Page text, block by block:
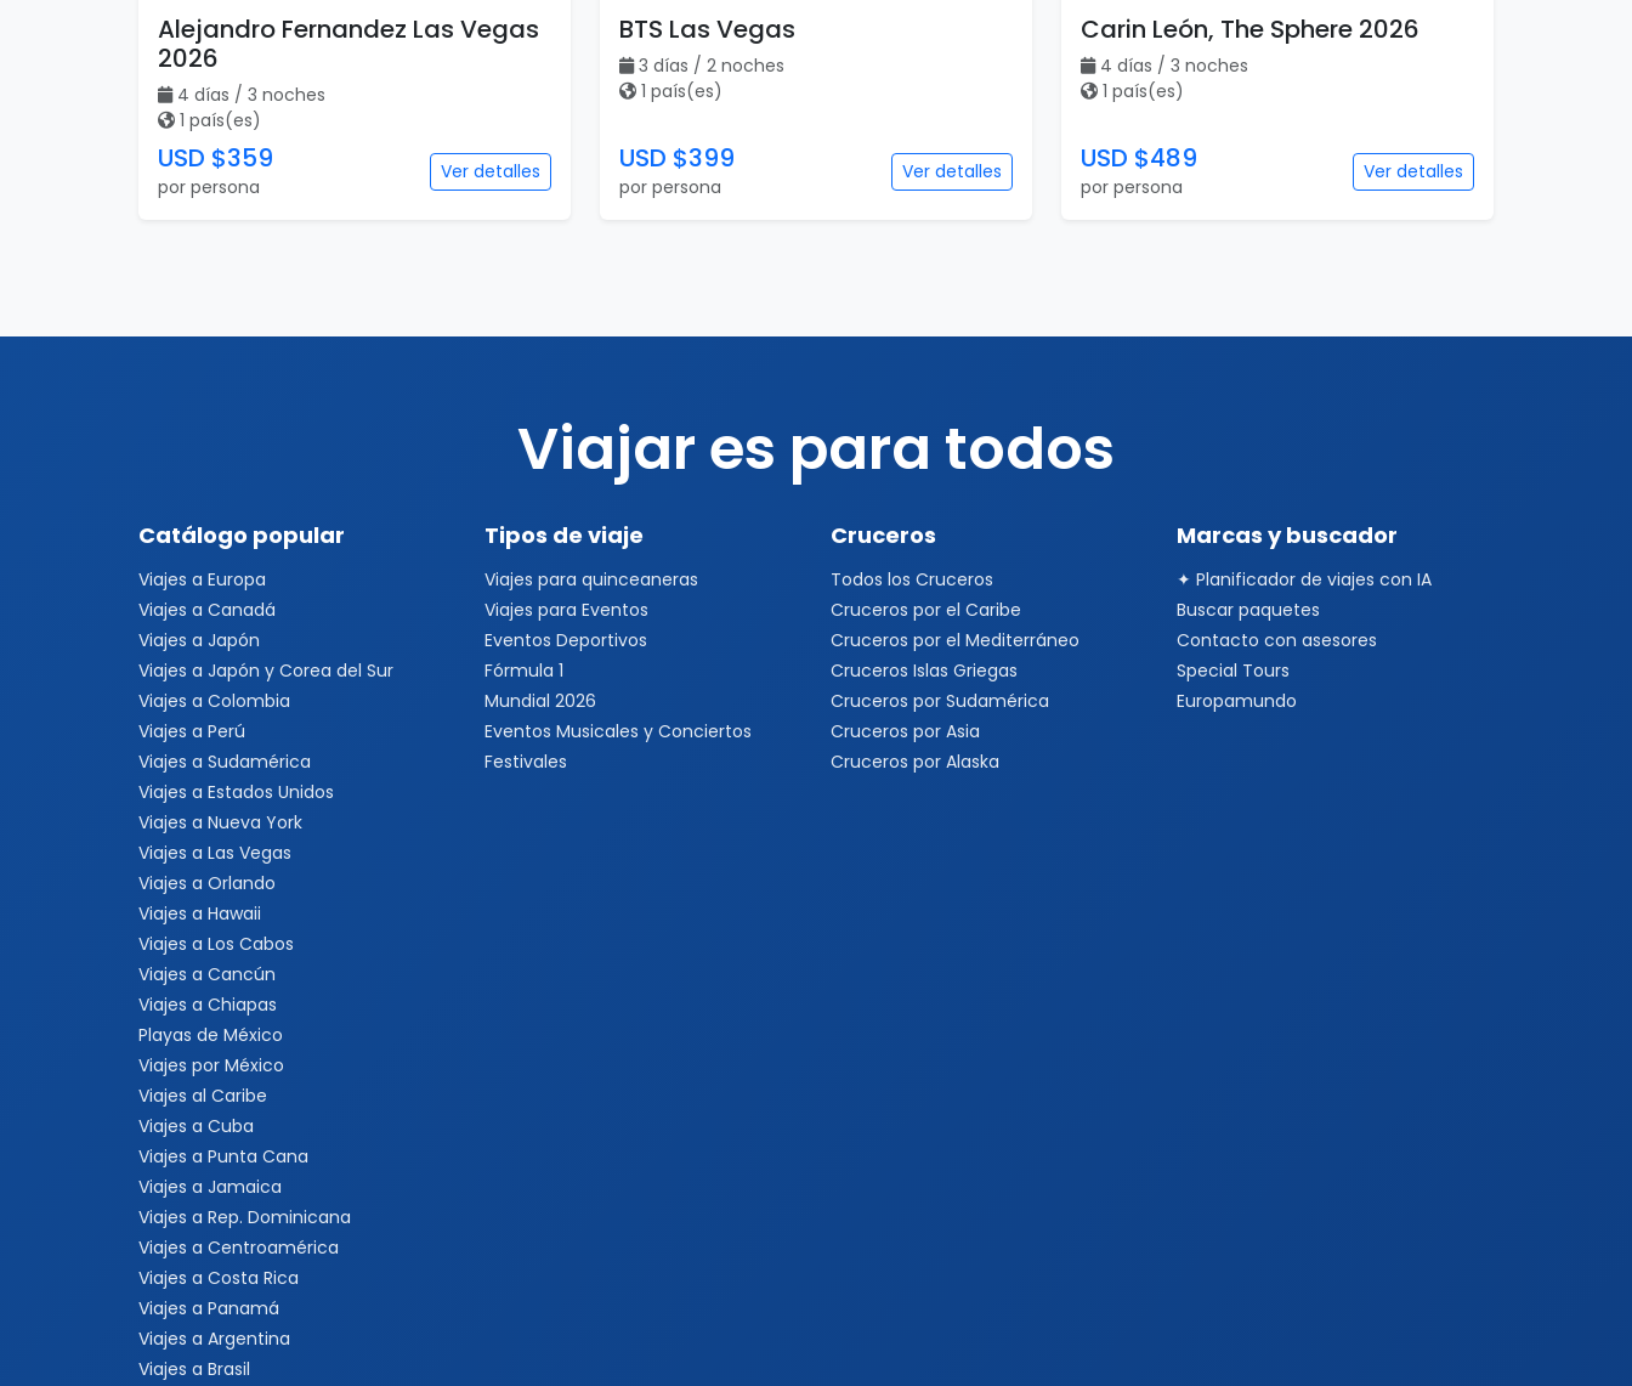
Alejandro Fernandez Las Vegas
2026
4 días / 3 noches
1 país(es)
USD $359
por persona
Ver detalles
BTS Las Vegas
3 días / 2 noches
1 país(es)
USD $399
por persona
Ver detalles
Carin León, The Sphere 2026
4 días / 3 noches
1 país(es)
USD $489
por persona
Ver detalles
Viajar es para todos
Catálogo popular
Viajes a Europa
Viajes a Canadá
Viajes a Japón
Viajes a Japón y Corea del Sur
Viajes a Colombia
Viajes a Perú
Viajes a Sudamérica
Viajes a Estados Unidos
Viajes a Nueva York
Viajes a Las Vegas
Viajes a Orlando
Viajes a Hawaii
Viajes a Los Cabos
Viajes a Cancún
Viajes a Chiapas
Playas de México
Viajes por México
Viajes al Caribe
Viajes a Cuba
Viajes a Punta Cana
Viajes a Jamaica
Viajes a Rep. Dominicana
Viajes a Centroamérica
Viajes a Costa Rica
Viajes a Panamá
Viajes a Argentina
Viajes a Brasil
Tipos de viaje
Viajes para quinceaneras
Viajes para Eventos
Eventos Deportivos
Fórmula 1
Mundial 2026
Eventos Musicales y Conciertos
Festivales
Cruceros
Todos los Cruceros
Cruceros por el Caribe
Cruceros por el Mediterráneo
Cruceros Islas Griegas
Cruceros por Sudamérica
Cruceros por Asia
Cruceros por Alaska
Marcas y buscador
✦ Planificador de viajes con IA
Buscar paquetes
Contacto con asesores
Special Tours
Europamundo